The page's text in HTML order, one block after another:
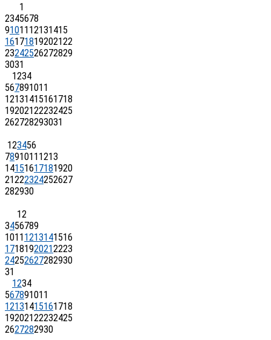
1
2345678
91011 12131415
16171819202122
23242526272829
3031
1234
567891011
12131415161718
19202122232425
262728293031
123456
7891011 1213
14151617181920
21222324252627
282930
12
3456789
1011 1213141516
17181920212223
24252627282930
31
1234
567891011
12131415161718
19202122232425
2627282930